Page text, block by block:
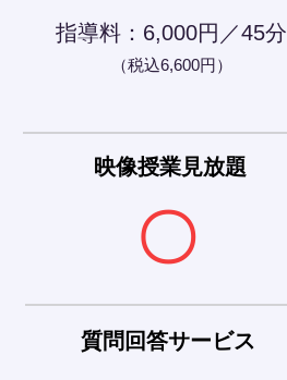
指導料：6,000円／45分
​（税込6,600円）
映像授業見放題
〇
質問回答サービス